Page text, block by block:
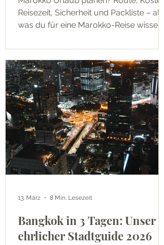
Reisezeit, Sicherheit und Packliste –
was du für eine Marokko-Reise wissen
erster Hand.
Bangkok in 3 Tagen: Unser
ehrlicher Stadtguide 2026
13. März 8 Min. Lesezeit